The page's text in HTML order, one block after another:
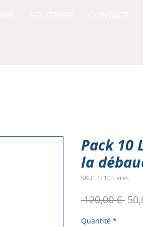
Pack 10
la
SKU : 1: 10 Livres
120,00 € Prix
Quantité *